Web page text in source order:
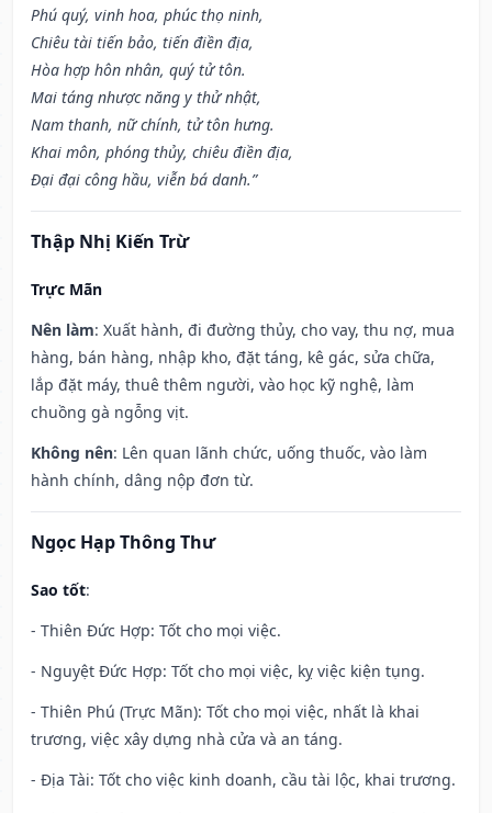
Phú quý, vinh hoa, phúc thọ ninh,
Chiêu tài tiến bảo, tiến điền địa,
Hòa hợp hôn nhân, quý tử tôn.
Mai táng nhược năng y thử nhật,
Nam thanh, nữ chính, tử tôn hưng.
Khai môn, phóng thủy, chiêu điền địa,
Đại đại công hầu, viễn bá danh.”
Thập Nhị Kiến Trừ
Trực Mãn
Nên làm: Xuất hành, đi đường thủy, cho vay, thu nợ, mua
hàng, bán hàng, nhập kho, đặt táng, kê gác, sửa chữa,
lắp đặt máy, thuê thêm người, vào học kỹ nghệ, làm
chuồng gà ngỗng vịt.
Không nên: Lên quan lãnh chức, uống thuốc, vào làm
hành chính, dâng nộp đơn từ.
Ngọc Hạp Thông Thư
Sao tốt:
- Thiên Đức Hợp: Tốt cho mọi việc.
- Nguyệt Đức Hợp: Tốt cho mọi việc, kỵ việc kiện tụng.
- Thiên Phú (Trực Mãn): Tốt cho mọi việc, nhất là khai
trương, việc xây dựng nhà cửa và an táng.
- Địa Tài: Tốt cho việc kinh doanh, cầu tài lộc, khai trương.